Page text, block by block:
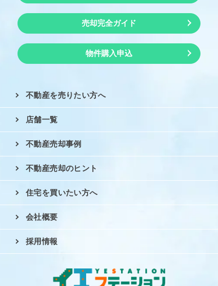
売却完全ガイド
物件購入申込
不動産を売りたい方へ
店舗一覧
不動産売却事例
不動産売却のヒント
住宅を買いたい方へ
会社概要
採用情報